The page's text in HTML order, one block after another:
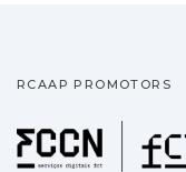
RCAAP PROMOTORS